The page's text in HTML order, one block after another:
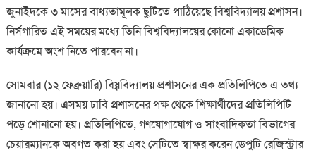
জুনাইদকে ৩ মাসের বাধ্যতামূলক ছুটিতে পাঠিয়েছে বিশ্ববিদ্যালয় প্রশাসন।
নির্সগারিত এই সময়ের মধ্যে তিনি বিশ্ববিদ্যালয়ের কোনো একাডেমিক
কার্যক্রমে অংশ নিতে পারবেন না।
সোমবার (১২ ফেব্রুয়ারি) বিষ্ববিদ্যালয় প্রশাসনের এক প্রতিলিপিতে এ তথ্য
জানানো হয়। এসময় ঢাবি প্রশাসনের পক্ষ থেকে শিক্ষার্থীদের প্রতিলিপিটি
পড়ে শোনানো হয়। প্রতিলিপিতে, গণযোগাযোগ ও সাংবাদিকতা বিভাগের
চেয়ারম্যানকে অবগত করা হয় এবং সেটিতে স্বাক্ষর করেন ডেপুটি রেজিস্ট্রার